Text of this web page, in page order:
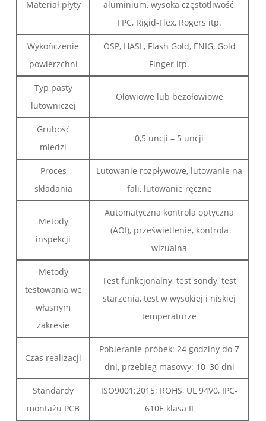
Materiał płyty
aluminium, wysoka częstotliwość,
FPC, Rigid-Flex, Rogers itp.
Wykończenie
powierzchni
OSP, HASL, Flash Gold, ENIG, Gold
Finger itp.
Typ pasty
lutowniczej
Ołowiowe lub bezołowiowe
Grubość
miedzi
0,5 uncji – 5 uncji
Proces
składania
Lutowanie rozpływowe, lutowanie na
fali, lutowanie ręczne
Metody
inspekcji
Automatyczna kontrola optyczna
(AOI), prześwietlenie, kontrola
wizualna
Metody
testowania we
własnym
zakresie
Test funkcjonalny, test sondy, test
starzenia, test w wysokiej i niskiej
temperaturze
Czas realizacji
Pobieranie próbek: 24 godziny do 7
dni, przebieg masowy: 10–30 dni
Standardy
montażu PCB
ISO9001:2015; ROHS, UL 94V0, IPC-
610E klasa II